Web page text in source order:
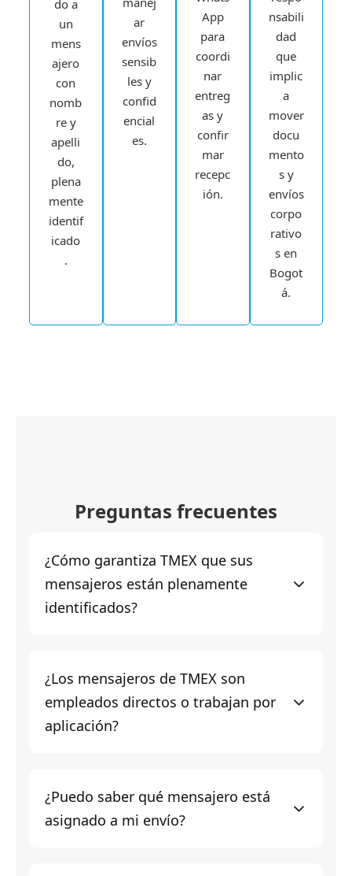
do a
un
mens
ajero
con
nomb
re y
apelli
do,
plena
mente
identif
icado
.
ar
envíos
sensib
les y
confid
encial
es.
App
para
coordi
nar
entreg
as y
confir
mar
recepc
ión.
nsabili
dad
que
implic
a
mover
docu
mento
s y
envíos
corpo
rativo
s en
Bogot
á.
Preguntas frecuentes
¿Cómo garantiza TMEX que sus
mensajeros están plenamente
identificados?
¿Los mensajeros de TMEX son
empleados directos o trabajan por
aplicación?
¿Puedo saber qué mensajero está
asignado a mi envío?